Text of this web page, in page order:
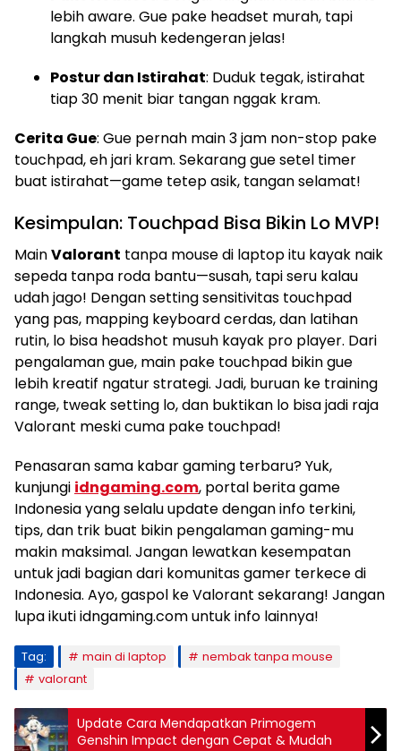
lebih aware. Gue pake headset murah, tapi
langkah musuh kedengeran jelas!
Postur dan Istirahat: Duduk tegak, istirahat
tiap 30 menit biar tangan nggak kram.
Cerita Gue: Gue pernah main 3 jam non-stop pake
touchpad, eh jari kram. Sekarang gue setel timer
buat istirahat—game tetep asik, tangan selamat!
Kesimpulan: Touchpad Bisa Bikin Lo MVP!
MainValorant tanpa mouse di laptop itu kayak naik
sepeda tanpa roda bantu—susah, tapi seru kalau
udah jago! Dengan setting sensitivitas touchpad
yang pas, mapping keyboard cerdas, dan latihan
rutin, lo bisa headshot musuh kayak pro player. Dari
pengalaman gue, main pake touchpad bikin gue
lebih kreatif ngatur strategi. Jadi, buruan ke training
range, tweak setting lo, dan buktikan lo bisa jadi raja
Valorant meski cuma pake touchpad!
Penasaran sama kabar gaming terbaru? Yuk,
kunjungi idngaming.com, portal berita game
Indonesia yang selalu update dengan info terkini,
tips, dan trik buat bikin pengalaman gaming-mu
makin maksimal. Jangan lewatkan kesempatan
untuk jadi bagian dari komunitas gamer terkece di
Indonesia. Ayo, gaspol ke Valorant sekarang! Jangan
lupa ikuti idngaming.com untuk info lainnya!
Tag: main di laptop
nembak tanpa mouse
valorant
Update Cara Mendapatkan Primogem
Genshin Impact dengan Cepat & Mudah